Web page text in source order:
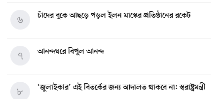
চাঁদের বুকে আছড়ে পড়ল ইলন মাস্কের প্রতিষ্ঠানের রকেট
৬
আনন্দঘরে বিপুল আনন্দ
৭
‘জুলাইকার’ এই বিতর্কের জন্য আদালত থাকবে না: স্বরাষ্ট্রমন্ত্রী
৮